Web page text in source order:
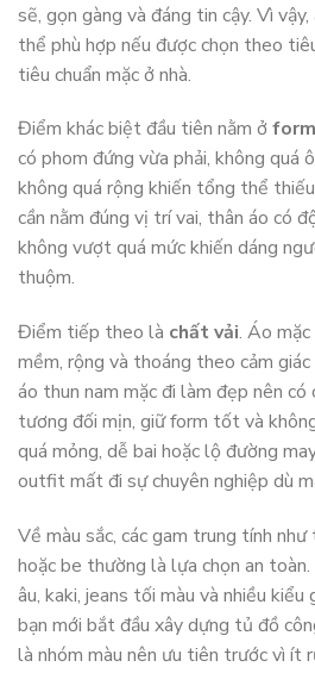
sẽ, gọn gàng và đáng tin cậy. Vì
thể phù hợp nếu được chọn theo
tiêu chuẩn mặc ở nhà.
Điểm khác biệt đầu tiên nằm ở
có phom đứng vừa phải, không quá
không quá rộng khiến tổng thể
cần nằm đúng vị trí vai, thân áo có
không vượt quá mức khiến dáng
thuộm.
Điểm tiếp theo là chất vải. Áo
mềm, rộng và thoáng theo cảm
áo thun nam mặc đi làm đẹp nên
tương đối mịn, giữ form tốt và
quá mỏng, dễ bai hoặc lộ đường
outfit mất đi sự chuyên nghiệp dù
Về màu sắc, các gam trung tính như
hoặc be thường là lựa chọn an
âu, kaki, jeans tối màu và nhiều kiểu
bạn mới bắt đầu xây dựng tủ đồ
là nhóm màu nên ưu tiên trước vì ít